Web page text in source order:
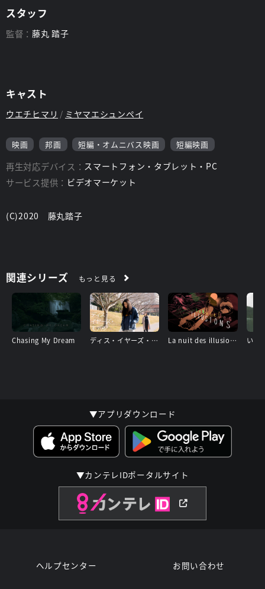
スタッフ
監督：藤丸 踏子
キャスト
ウエチヒマリ ミヤマエシュンペイ
映画 邦画 短編・オムニバス映画 短編映画
再生対応デバイス： スマートフォン・タブレット・PC
サービス提供： ビデオマーケット
(C)2020 藤丸踏子
関連シリーズ もっと見る
Chasing My Dream ディス・イヤーズ・モデル La nuit des illusions〜迷走の夜〜 いず
▼アプリダウンロード
▼カンテレIDポータルサイト
ヘルプセンター お問い合わせ